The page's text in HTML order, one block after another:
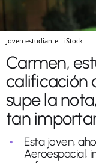
Joven estudiante. iStock
Carmen,
calificación
supe la
tan
Esta joven,
Aeroespacial,